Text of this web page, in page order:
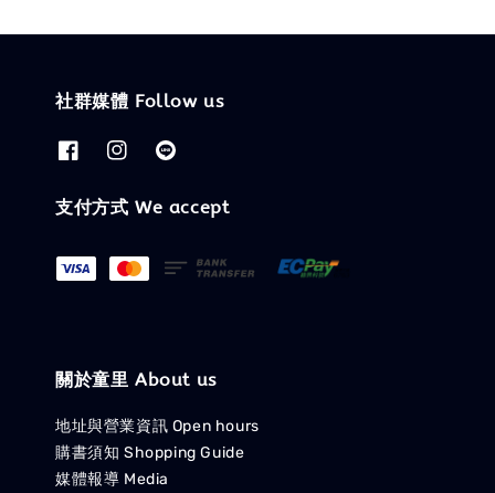
社群媒體 Follow us
支付方式 We accept
關於童里 About us
地址與營業資訊 Open hours
購書須知 Shopping Guide
媒體報導 Media